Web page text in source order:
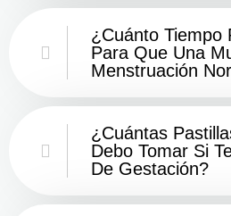
¿Cuánto Tiempo
Para Que Una
Menstruación
¿Cuántas
Debo Tomar Si
De Gestación?